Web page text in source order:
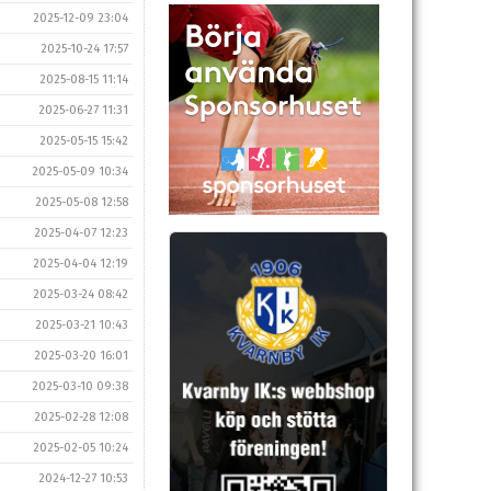
2025-12-09 23:04
2025-10-24 17:57
2025-08-15 11:14
2025-06-27 11:31
2025-05-15 15:42
2025-05-09 10:34
2025-05-08 12:58
2025-04-07 12:23
2025-04-04 12:19
2025-03-24 08:42
2025-03-21 10:43
2025-03-20 16:01
2025-03-10 09:38
2025-02-28 12:08
2025-02-05 10:24
2024-12-27 10:53